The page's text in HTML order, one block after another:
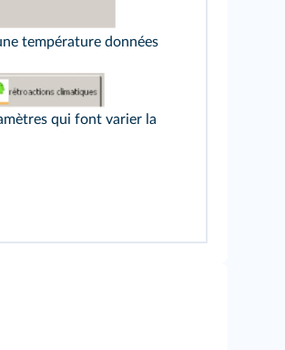
température données
qui font varier la